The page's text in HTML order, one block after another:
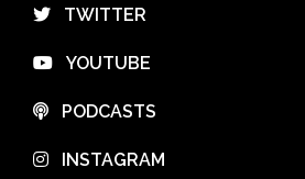
⠀TWITTER
⠀YOUTUBE
⠀PODCASTS
⠀INSTAGRAM